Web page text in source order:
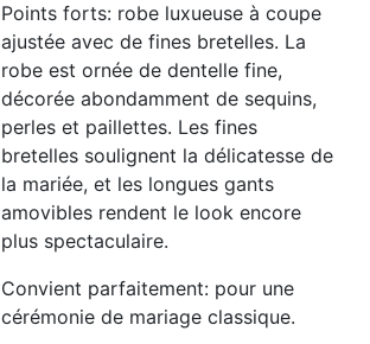
Points forts: robe luxueuse à coupe
ajustée avec de fines bretelles. La
robe est ornée de dentelle fine,
décorée abondamment de sequins,
perles et paillettes. Les fines
bretelles soulignent la délicatesse de
la mariée, et les longues gants
amovibles rendent le look encore
plus spectaculaire.
Convient parfaitement: pour une
cérémonie de mariage classique.